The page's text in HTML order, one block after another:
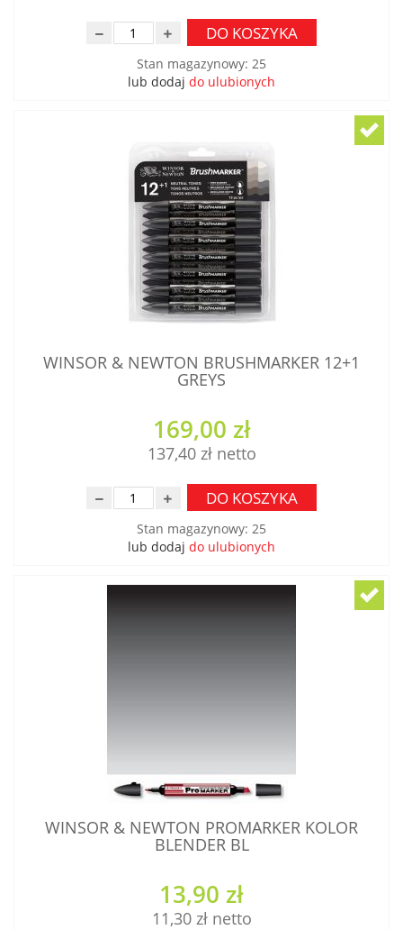
DO KOSZYKA
Stan magazynowy: 25
lub dodaj do ulubionych
WINSOR & NEWTON BRUSHMARKER 12+1
GREYS
169,00 zł
137,40 zł
DO KOSZYKA
Stan magazynowy: 25
lub dodaj do ulubionych
WINSOR & NEWTON PROMARKER KOLOR
BLENDER BL
13,90 zł
11,30 zł